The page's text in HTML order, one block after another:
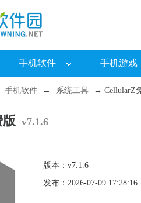
手机软件 手机游戏
手机软件 → 系统工具 → CellularZ
v7.1.6
版本：v7.1.6
发布：2026-07-09 17:28:16